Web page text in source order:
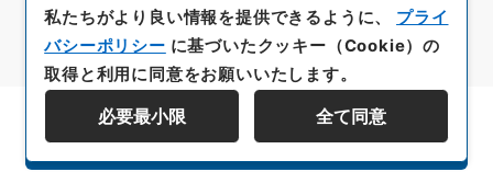
資料群階層を表示する
私たちがより良い情報を提供できるように、 プライ
バシーポリシー に基づいたクッキー（Cookie）の
取得と利用に同意をお願いいたします。
必要最小限 全て同意